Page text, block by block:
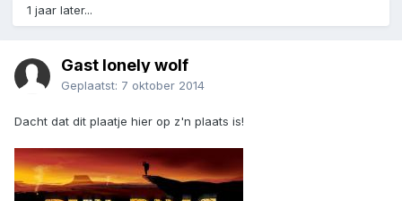
1 jaar later...
Gast lonely wolf
Geplaatst: 7 oktober 2014
Dacht dat dit plaatje hier op z'n plaats is!